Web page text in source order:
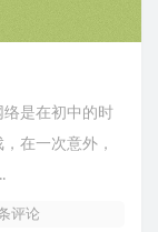
是在初中的时
在一次意外，
评论